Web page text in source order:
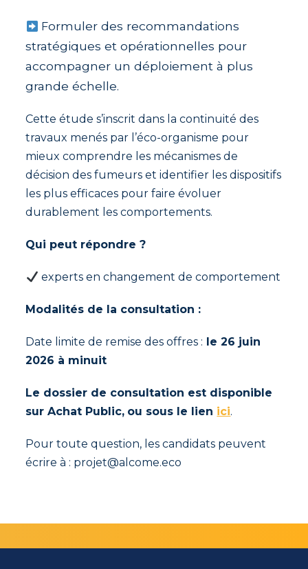
Formuler des recommandations
stratégiques et opérationnelles pour
accompagner un déploiement à plus
grande échelle.
Cette étude s’inscrit dans la continuité des
travaux menés par l’éco-organisme pour
mieux comprendre les mécanismes de
décision des fumeurs et identifier les dispositifs
les plus efficaces pour faire évoluer
durablement les comportements.
Qui peut répondre ?
experts en changement de comportement
Modalités de la consultation :
Date limite de remise des offres : le 26 juin
2026 à minuit
Le dossier de consultation est disponible
surAchat Public, ou sous le lien ici.
Pour toute question, les candidats peuvent
écrire à : projet@alcome.eco